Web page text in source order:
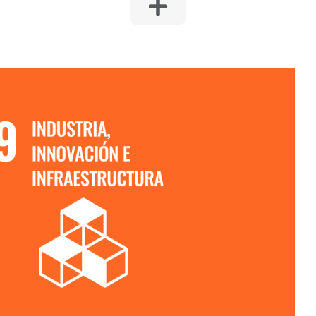
INNOVACIÓN E INFRAESTRUCTURA
inmobiliarios en los que se aplican las últimas innovaciones
a la sostenibilidad ambiental y a garantizar buenas
así como garantizar la calidad de las infraestructuras e
y los servicios que se prestan a los clientes. Llevar a cabo
de residuos que emplean las mejores técnicas disponibles en
definidos en la Directiva Europea 96/61/CE.